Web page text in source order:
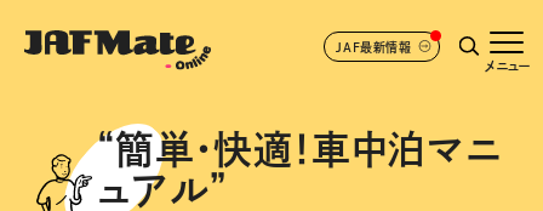
JAF最新情報
メニュー
“簡単・快適！車中泊マニ
ュアル”